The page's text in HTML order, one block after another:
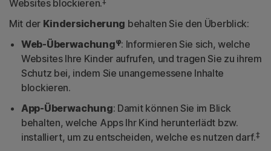
Websites blockieren.
Mit der Kindersicherung behalten Sie den Überblick:
Web-Überwachungφ: Informieren Sie sich, welche
Websites Ihre Kinder aufrufen, und tragen Sie zu ihrem
Schutz bei, indem Sie unangemessene Inhalte
blockieren.
App-Überwachung: Damit können Sie im Blick
behalten, welche Apps Ihr Kind herunterlädt bzw.
installiert, um zu entscheiden, welche es nutzen darf.‡